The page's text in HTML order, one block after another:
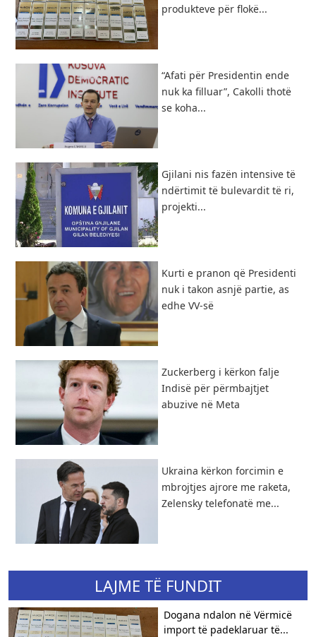
produkteve për flokë...
“Afati për Presidentin ende
nuk ka filluar”, Cakolli thotë
se koha...
Gjilani nis fazën intensive të
ndërtimit të bulevardit të ri,
projekti...
Kurti e pranon që Presidenti
nuk i takon asnjë partie, as
edhe VV-së
Zuckerberg i kërkon falje
Indisë për përmbajtjet
abuzive në Meta
Ukraina kërkon forcimin e
mbrojtjes ajrore me raketa,
Zelensky telefonatë me...
LAJME TË FUNDIT
Dogana ndalon në Vërmicë
import të padeklaruar të...